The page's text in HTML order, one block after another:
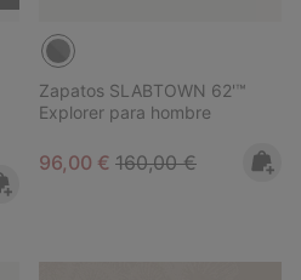
Zapatos SLABTOWN 62'™
Explorer para hombre
Sale price:
96,00 € Regular price:
160,00 €